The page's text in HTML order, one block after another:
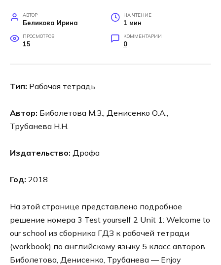
АВТОР
Беликова Ирина
НА ЧТЕНИЕ
1 мин
ПРОСМОТРОВ
15
КОММЕНТАРИИ
0
Тип: Рабочая тетрадь
Автор: Биболетова М.З., Денисенко О.А.,
Трубанева Н.Н.
Издательство: Дрофа
Год: 2018
На этой странице представлено подробное
решение номера 3 Test yourself 2 Unit 1: Welcome to
our school из сборника ГДЗ к рабочей тетради
(workbook) по английскому языку 5 класс авторов
Биболетова, Денисенко, Трубанева — Enjoy